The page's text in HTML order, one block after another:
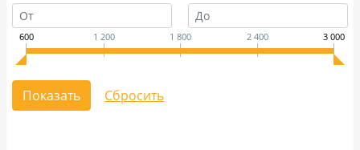
600 1 200 1 800 2 400 3 000